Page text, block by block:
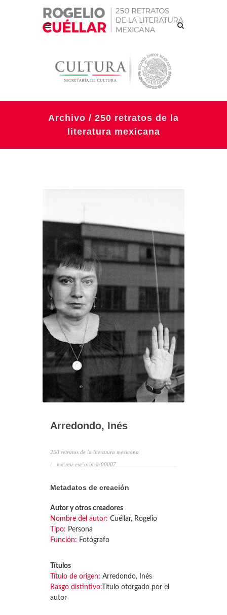
Archivo / 250 retratos de la
literatura mexicana
Arredondo, Inés
250 retratos de la literatura mexicana
mx-rcu-esc-arin-a-00007
Metadatos de creación
Autor y otros creadores
Nombre del autor: Cuéllar, Rogelio
Tipo: Persona
Función: Fotógrafo
Títulos
Título de origen: Arredondo, Inés
Rasgo distintivo: Título otorgado por el
autor